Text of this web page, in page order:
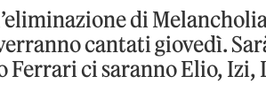
di
cantati giovedì.
ci saranno Elio, Izi,